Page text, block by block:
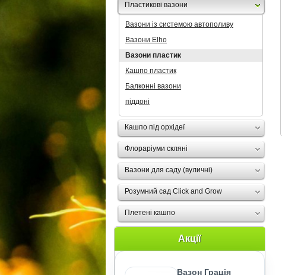
Пластикові вазони
Вазони із системою автополиву
Вазони Elho
Вазони пластик
Кашпо пластик
Балконні вазони
піддоні
Кашпо під орхідеї
Флораріуми скляні
Вазони для саду (вуличні)
Розумний сад Click and Grow
Плетені кашпо
Акції
Вазон Грація